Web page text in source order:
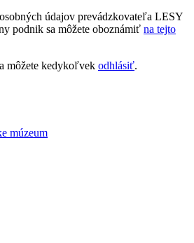
údajov prevádzkovateľa LESY
podnik sa môžete oboznámiť na tejto
môžete kedykoľvek odhlásiť.
múzeum